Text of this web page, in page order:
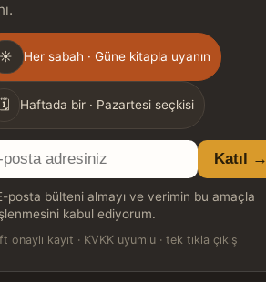
☀ Her sabah · Güne kitapla uyanın
🗓 Haftada bir · Pazartesi seçkisi
Katıl →
posta bülteni almayı ve verimin bu amaçla
kabul ediyorum.
onaylı kayıt · KVKK uyumlu · tek tıkla çıkış